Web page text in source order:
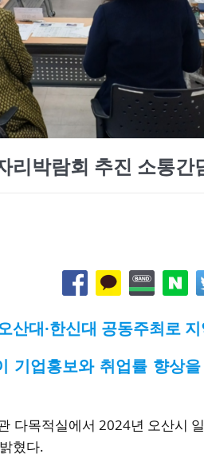
리박람회 추진 소통간
산대·한신대 공동주최로
기업홍보와 취업률 향상
다목적실에서 2024년 오산시
혔다.